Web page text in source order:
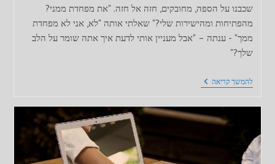
שכבנו על הספה, מחובקים, חזה אל חזה. "את מפחדת ממני?
מהפתיחות ומהישירות שלי?" שאלתי אותה "לא, אני לא מפחדת
ממך" - ענתה – "אבל מעניין אותי לדעת איך אתה שומר על הלב
שלך?"
להמשך קריאהאיך
אתה
הלב